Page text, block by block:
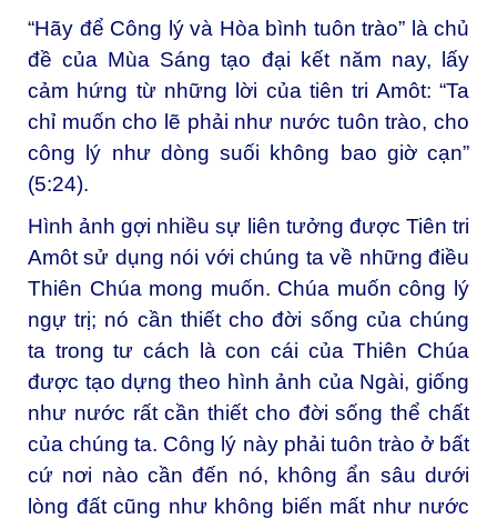
“Hãy để Công lý và Hòa bình tuôn trào” là chủ
đề của Mùa Sáng tạo đại kết năm nay, lấy
cảm hứng từ những lời của tiên tri Amôt: “Ta
chỉ muốn cho lẽ phải như nước tuôn trào, cho
công lý như dòng suối không bao giờ cạn”
(5:24).
Hình ảnh gợi nhiều sự liên tưởng được Tiên tri
Amôt sử dụng nói với chúng ta về những điều
Thiên Chúa mong muốn. Chúa muốn công lý
ngự trị; nó cần thiết cho đời sống của chúng
ta trong tư cách là con cái của Thiên Chúa
được tạo dựng theo hình ảnh của Ngài, giống
như nước rất cần thiết cho đời sống thể chất
của chúng ta. Công lý này phải tuôn trào ở bất
cứ nơi nào cần đến nó, không ẩn sâu dưới
lòng đất cũng như không biến mất như nước